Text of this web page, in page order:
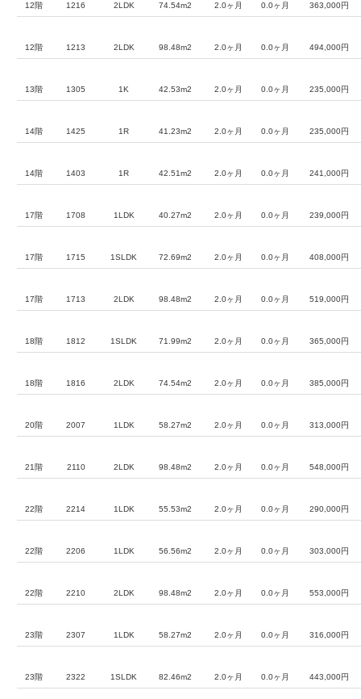
12階 1216 2LDK 74.54m2 2.0ヶ月 0.0ヶ月 363,000円
12階 1213 2LDK 98.48m2 2.0ヶ月 0.0ヶ月 494,000円
13階 1305 1K 42.53m2 2.0ヶ月 0.0ヶ月 235,000円
14階 1425 1R 41.23m2 2.0ヶ月 0.0ヶ月 235,000円
14階 1403 1R 42.51m2 2.0ヶ月 0.0ヶ月 241,000円
17階 1708 1LDK 40.27m2 2.0ヶ月 0.0ヶ月 239,000円
17階 1715 1SLDK 72.69m2 2.0ヶ月 0.0ヶ月 408,000円
17階 1713 2LDK 98.48m2 2.0ヶ月 0.0ヶ月 519,000円
18階 1812 1SLDK 71.99m2 2.0ヶ月 0.0ヶ月 365,000円
18階 1816 2LDK 74.54m2 2.0ヶ月 0.0ヶ月 385,000円
20階 2007 1LDK 58.27m2 2.0ヶ月 0.0ヶ月 313,000円
21階 2110 2LDK 98.48m2 2.0ヶ月 0.0ヶ月 548,000円
22階 2214 1LDK 55.53m2 2.0ヶ月 0.0ヶ月 290,000円
22階 2206 1LDK 56.56m2 2.0ヶ月 0.0ヶ月 303,000円
22階 2210 2LDK 98.48m2 2.0ヶ月 0.0ヶ月 553,000円
23階 2307 1LDK 58.27m2 2.0ヶ月 0.0ヶ月 316,000円
23階 2322 1SLDK 82.46m2 2.0ヶ月 0.0ヶ月 443,000円